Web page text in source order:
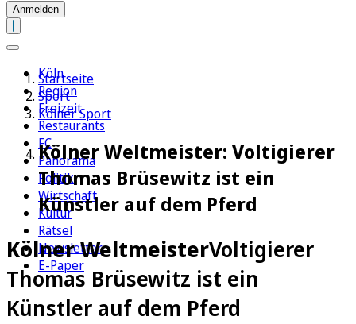
Anmelden
Köln
Region
Freizeit
Restaurants
FC
Panorama
Politik
Wirtschaft
Kultur
Rätsel
Newsletter
E-Paper
Startseite
Sport
Kölner Sport
Kölner Weltmeister: Voltigierer
Thomas Brüsewitz ist ein
Künstler auf dem Pferd
Kölner WeltmeisterVoltigierer
Thomas Brüsewitz ist ein
Künstler auf dem Pferd